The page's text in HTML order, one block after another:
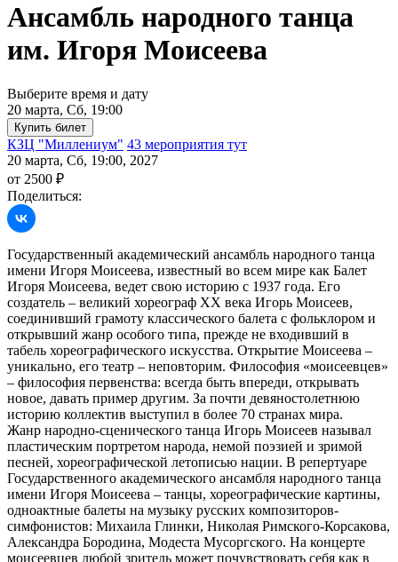
Ансамбль народного танца
им. Игоря Моисеева
Выберите время и дату
20 марта, Сб, 19:00
КЗЦ "Миллениум" 43 мероприятия тут
20 марта, Сб, 19:00, 2027
от 2500 ₽
Поделиться:
Государственный академический ансамбль народного танца
имени Игоря Моисеева, известный во всем мире как Балет
Игоря Моисеева, ведет свою историю с 1937 года. Его
создатель – великий хореограф ХХ века Игорь Моисеев,
соединивший грамоту классического балета с фольклором и
открывший жанр особого типа, прежде не входивший в
табель хореографического искусства. Открытие Моисеева –
уникально, его театр – неповторим. Философия «моисеевцев»
– философия первенства: всегда быть впереди, открывать
новое, давать пример другим. За почти девяностолетнюю
историю коллектив выступил в более 70 странах мира.
Жанр народно-сценического танца Игорь Моисеев называл
пластическим портретом народа, немой поэзией и зримой
песней, хореографической летописью нации. В репертуаре
Государственного академического ансамбля народного танца
имени Игоря Моисеева – танцы, хореографические картины,
одноактные балеты на музыку русских композиторов-
симфонистов: Михаила Глинки, Николая Римского-Корсакова,
Александра Бородина, Модеста Мусоргского. На концерте
моисеевцев любой зритель может почувствовать себя как в